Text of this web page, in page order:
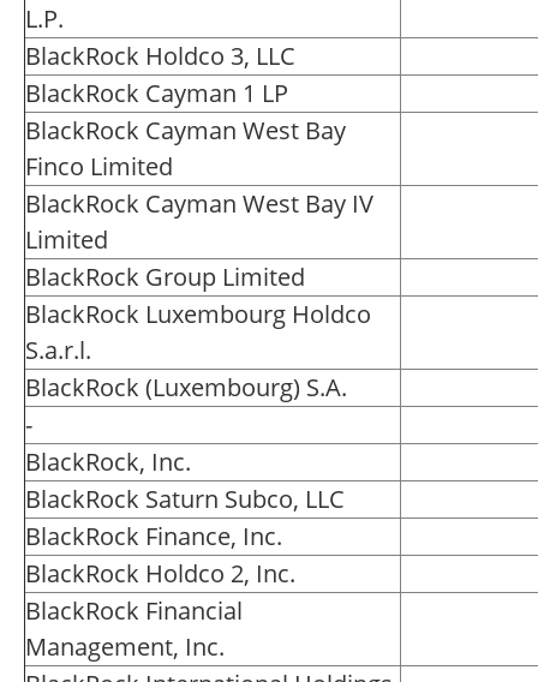
L.P.
BlackRock Holdco 3, LLC
BlackRock Cayman 1 LP
BlackRock Cayman West Bay
Finco Limited
BlackRock Cayman West Bay IV
Limited
BlackRock Group Limited
BlackRock Luxembourg Holdco
S.a.r.l.
BlackRock (Luxembourg) S.A.
-
BlackRock, Inc.
BlackRock Saturn Subco, LLC
BlackRock Finance, Inc.
BlackRock Holdco 2, Inc.
BlackRock Financial
Management, Inc.